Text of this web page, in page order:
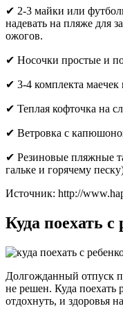
✔ 2-3 майки или
надевать на пляже для
ожогов.
✔ Носочки простые и
✔ 3-4 комплекта маечек
✔ Теплая кофточка на
✔ Ветровка с
✔ Резиновые пляжные
гальке и горячему
Источник: http://
Куда поехать с
Долгожданный отпуск
не решен. Куда поехать
отдохнуть, и здоровья